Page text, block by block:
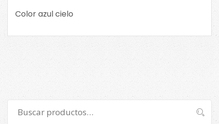
Color azul cielo
por:
Buscar